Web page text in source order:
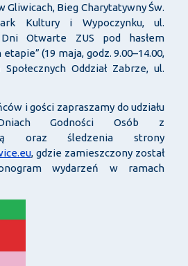
Gliwicach, Bieg Charytatywny Św.
Kultury i Wypoczynku, ul.
Otwarte ZUS pod hasłem
(19 maja, godz. 9.00–14.00,
Społecznych Oddział Zabrze, ul.
i gości zapraszamy do udziału
Godności Osób z
oraz śledzenia strony
, gdzie zamieszczony został
wydarzeń w ramach